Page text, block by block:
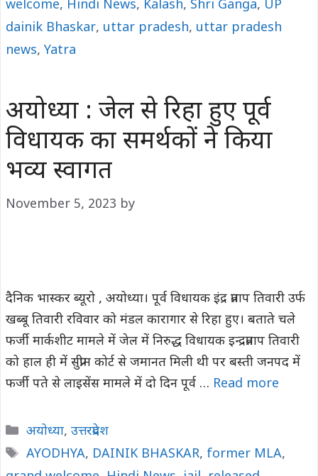
welcome, Hindi News, Kalash, Shri Ganga, UP
dainik Bhaskar, uttar pradesh, uttar pradesh
news, Yatra
अयोध्या : जेल से रिहा हुए पूर्व
विधायक का समर्थकों ने किया
भव्य स्वागत
November 5, 2023 by
दैनिक भास्कर ब्यूरो , अयोध्या। पूर्व विधायक इंद्र प्रताप तिवारी उर्फ
खब्बू तिवारी रविवार को मंडल कारागार से रिहा हुए। बताते चले
फर्जी मार्कशीट मामले में जेल में निरुद्ध विधायक इन्द्रप्रताप तिवारी
को हाल ही में सुप्रीम कोर्ट से जमानत मिली थी पर बस्ती जनपद में
फर्जी पते से लाइसेंस मामले में दो दिन पूर्व … Read more
Categories
अयोध्या, उत्तरप्रदेश
Tags
AYODHYA, DAINIK BHASKAR, former MLA,